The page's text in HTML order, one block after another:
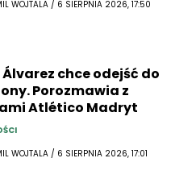
WOJTALA / 6 SIERPNIA 2026, 17:50
chce odejść do
Porozmawia z
Atlético Madryt
WOJTALA / 6 SIERPNIA 2026, 17:01